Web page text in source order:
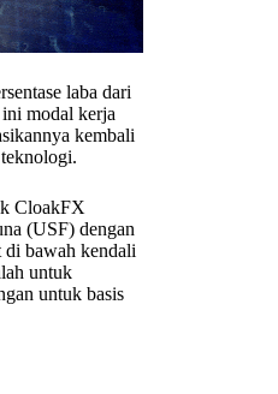
laba dari
modal kerja
kembali
CloakFX
(USF) dengan
di bawah kendali
untuk
untuk basis